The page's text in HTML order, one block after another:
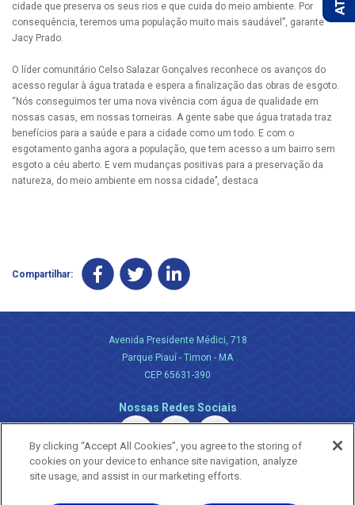
cidade que preserva os seus rios e que cuida do meio ambiente. Por
consequência, teremos uma população muito mais saudável”, garante
Jacy Prado.
O líder comunitário Celso Salazar Gonçalves reconhece os avanços do
acesso regular à água tratada e espera a finalização das obras de esgoto.
“Nós conseguimos ter uma nova vivência com água de qualidade em
nossas casas, em nossas torneiras. A gente sabe que água tratada traz
benefícios para a saúde e para a cidade como um todo. E com o
esgotamento ganha agora a população, que tem acesso a um bairro sem
esgoto a céu aberto. E vem mudanças positivas para a preservação da
natureza, do meio ambiente em nossa cidade’’, destaca
Compartilhar:
Avenida Presidente Médici, 718
Parque Piauí - Timon - MA
CEP 65631-390
Nossas Redes Sociais
By clicking “Accept All Cookies”, you agree to the storing of
cookies on your device to enhance site navigation, analyze
site usage, and assist in our marketing efforts.